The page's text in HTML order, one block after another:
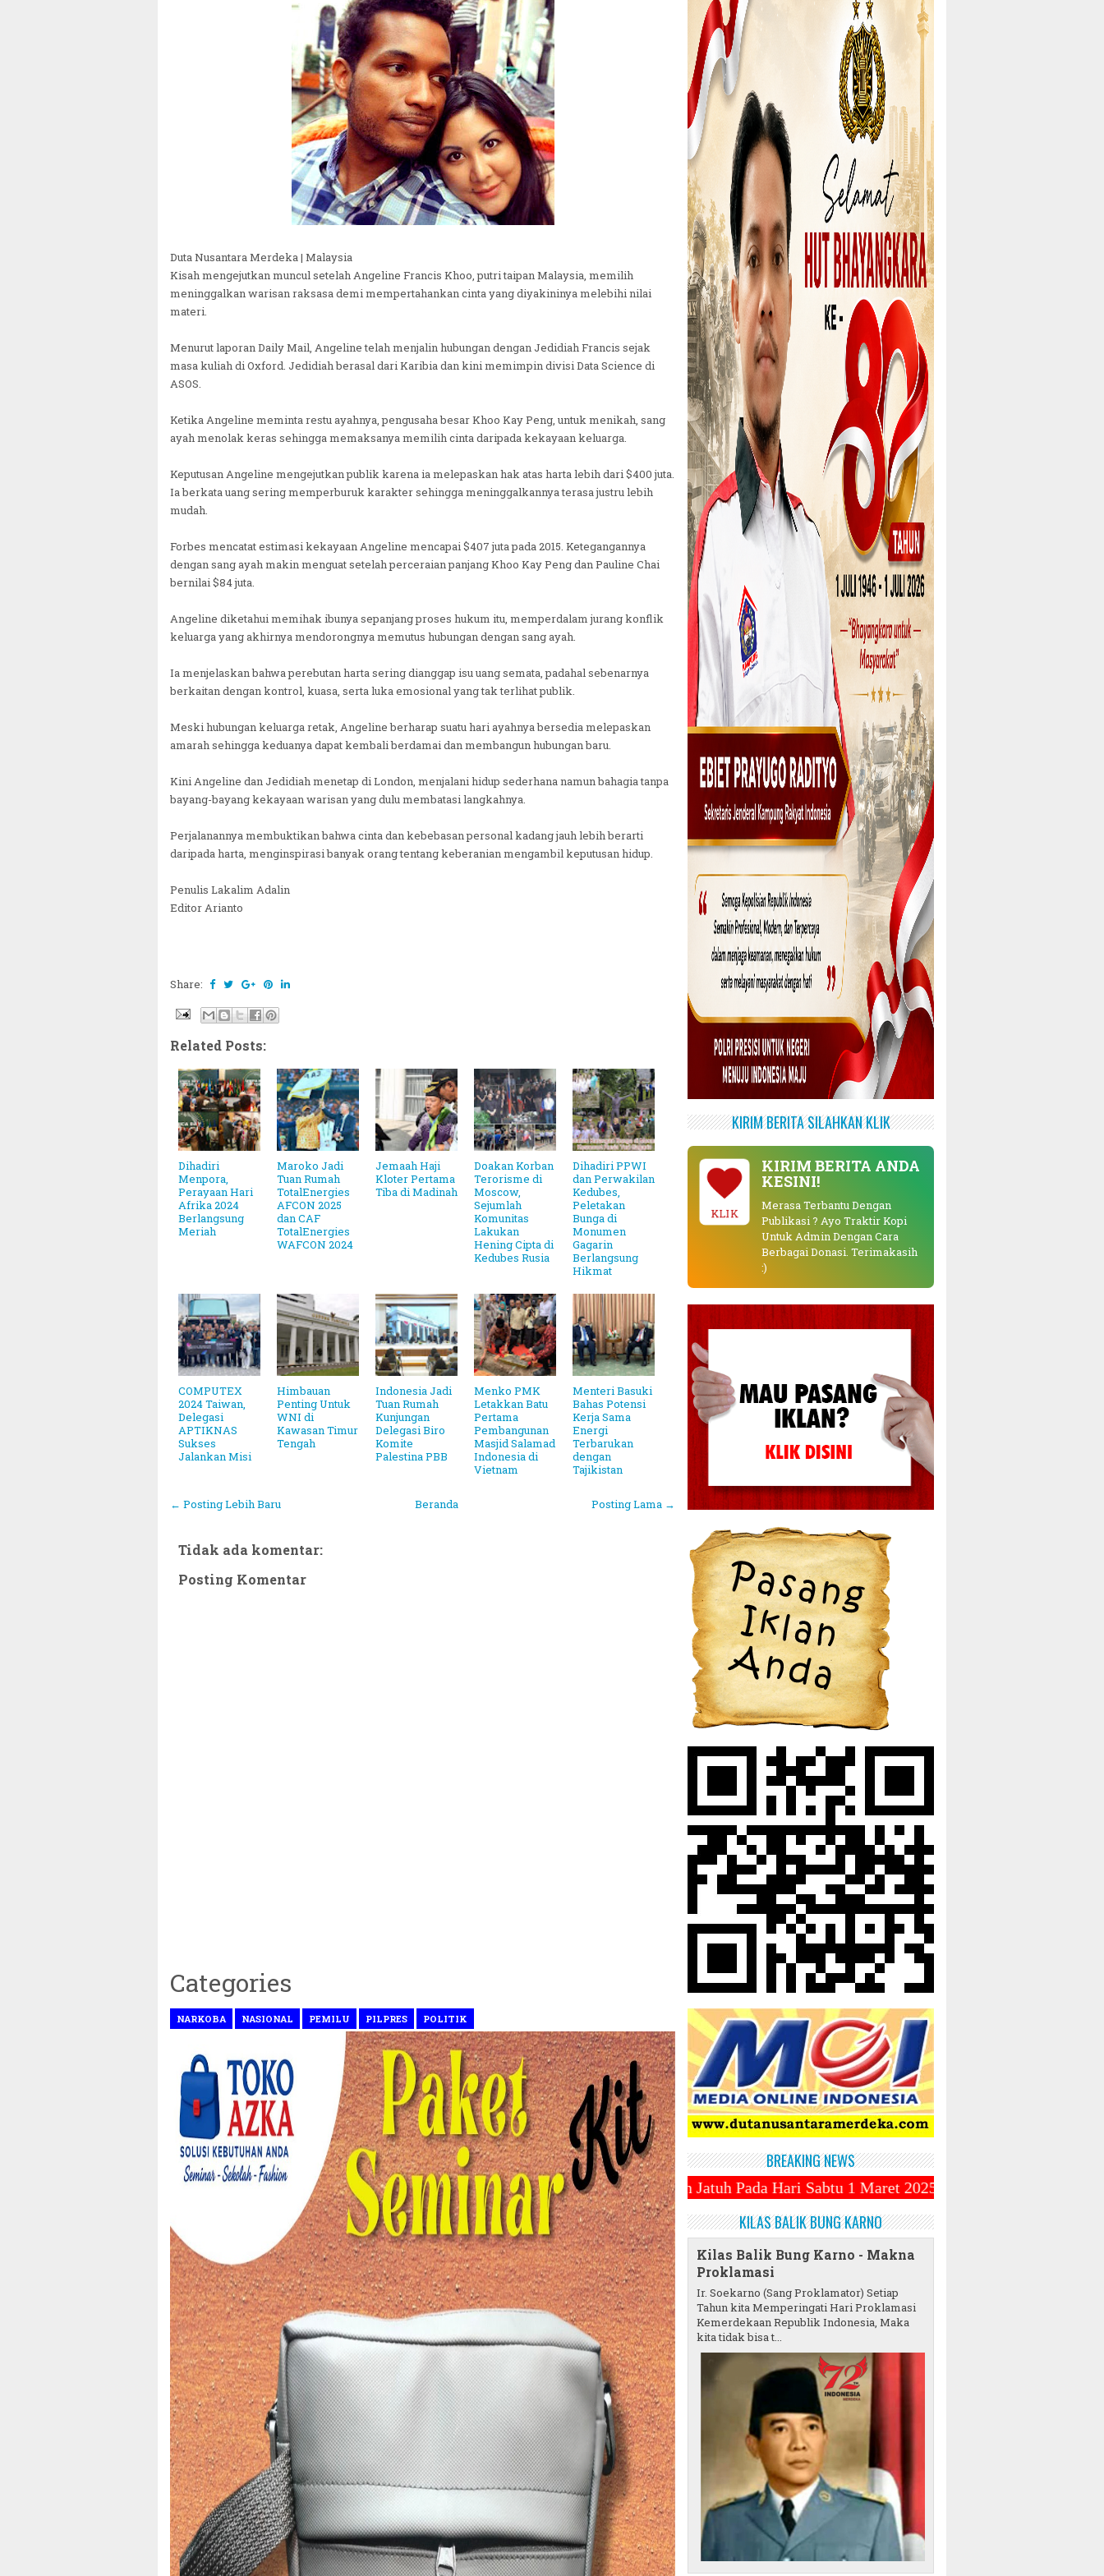
Duta Nusantara Merdeka | Malaysia
Kisah mengejutkan muncul setelah Angeline Francis Khoo, putri taipan Malaysia, memilih
meninggalkan warisan raksasa demi mempertahankan cinta yang diyakininya melebihi nilai
materi.
Menurut laporan Daily Mail, Angeline telah menjalin hubungan dengan Jedidiah Francis sejak
masa kuliah di Oxford. Jedidiah berasal dari Karibia dan kini memimpin divisi Data Science di
ASOS.
Ketika Angeline meminta restu ayahnya, pengusaha besar Khoo Kay Peng, untuk menikah, sang
ayah menolak keras sehingga memaksanya memilih cinta daripada kekayaan keluarga.
Keputusan Angeline mengejutkan publik karena ia melepaskan hak atas harta lebih dari $400 juta.
Ia berkata uang sering memperburuk karakter sehingga meninggalkannya terasa justru lebih
mudah.
Forbes mencatat estimasi kekayaan Angeline mencapai $407 juta pada 2015. Ketegangannya
dengan sang ayah makin menguat setelah perceraian panjang Khoo Kay Peng dan Pauline Chai
bernilai $84 juta.
Angeline diketahui memihak ibunya sepanjang proses hukum itu, memperdalam jurang konflik
keluarga yang akhirnya mendorongnya memutus hubungan dengan sang ayah.
Ia menjelaskan bahwa perebutan harta sering dianggap isu uang semata, padahal sebenarnya
berkaitan dengan kontrol, kuasa, serta luka emosional yang tak terlihat publik.
Meski hubungan keluarga retak, Angeline berharap suatu hari ayahnya bersedia melepaskan
amarah sehingga keduanya dapat kembali berdamai dan membangun hubungan baru.
Kini Angeline dan Jedidiah menetap di London, menjalani hidup sederhana namun bahagia tanpa
bayang-bayang kekayaan warisan yang dulu membatasi langkahnya.
Perjalanannya membuktikan bahwa cinta dan kebebasan personal kadang jauh lebih berarti
daripada harta, menginspirasi banyak orang tentang keberanian mengambil keputusan hidup.
Penulis Lakalim Adalin
Editor Arianto
Share:
Related Posts:
Dihadiri
Menpora,
Perayaan Hari
Afrika 2024
Berlangsung
Meriah
Maroko Jadi
Tuan Rumah
TotalEnergies
AFCON 2025
dan CAF
TotalEnergies
WAFCON 2024
Jemaah Haji
Kloter Pertama
Tiba di Madinah
Doakan Korban
Terorisme di
Moscow,
Sejumlah
Komunitas
Lakukan
Hening Cipta di
Kedubes Rusia
Dihadiri PPWI
dan Perwakilan
Kedubes,
Peletakan
Bunga di
Monumen
Gagarin
Berlangsung
Hikmat
COMPUTEX
2024 Taiwan,
Delegasi
APTIKNAS
Sukses
Jalankan Misi
Himbauan
Penting Untuk
WNI di
Kawasan Timur
Tengah
Indonesia Jadi
Tuan Rumah
Kunjungan
Delegasi Biro
Komite
Palestina PBB
Menko PMK
Letakkan Batu
Pertama
Pembangunan
Masjid Salamad
Indonesia di
Vietnam
Menteri Basuki
Bahas Potensi
Kerja Sama
Energi
Terbarukan
dengan
Tajikistan
← Posting Lebih Baru Posting Lama →
Beranda
Tidak ada komentar:
Posting Komentar
Categories
NARKOBA NASIONAL PEMILU PILPRES POLITIK
KIRIM BERITA SILAHKAN KLIK
KLIK
KIRIM BERITA ANDA
KESINI!
Merasa Terbantu Dengan
Publikasi ? Ayo Traktir Kopi
Untuk Admin Dengan Cara
Berbagai Donasi. Terimakasih
:)
BREAKING NEWS
~||~ Muhammadiyah Tetapkan 1 Ramadhan 1446 Hijriah Jatuh Pada Hari Sabtu 1 Maret 2025 ~||~ 1 Syawal Jatuh Pada Tanggal
KILAS BALIK BUNG KARNO
Kilas Balik Bung Karno - Makna
Proklamasi
Ir. Soekarno (Sang Proklamator) Setiap
Tahun kita Memperingati Hari Proklamasi
Kemerdekaan Republik Indonesia, Maka
kita tidak bisa t...